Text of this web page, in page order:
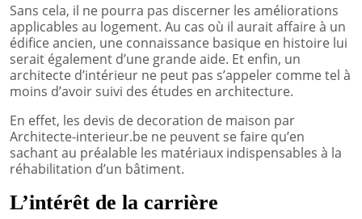
Sans cela, il ne pourra pas discerner les améliorations
applicables au logement. Au cas où il aurait affaire à un
édifice ancien, une connaissance basique en histoire lui
serait également d’une grande aide. Et enfin, un
architecte d’intérieur ne peut pas s’appeler comme tel à
moins d’avoir suivi des études en architecture.
En effet, les devis de decoration de maison par
Architecte-interieur.be ne peuvent se faire qu’en
sachant au préalable les matériaux indispensables à la
réhabilitation d’un bâtiment.
L’intérêt de la carrière